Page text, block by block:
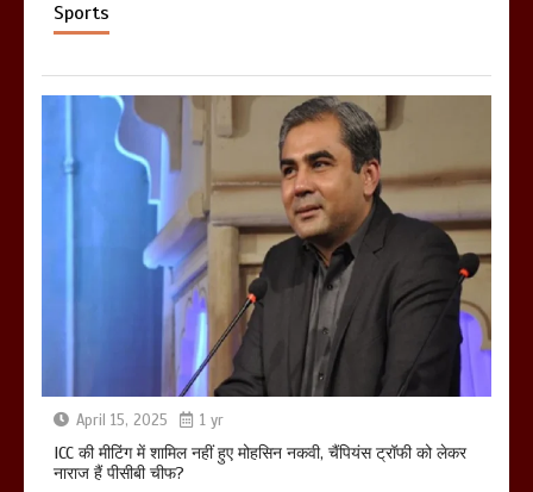
Sports
April 15, 2025 1 yr
ICC की मीटिंग में शामिल नहीं हुए मोहसिन नकवी, चैंपियंस ट्रॉफी को लेकर
नाराज हैं पीसीबी चीफ?